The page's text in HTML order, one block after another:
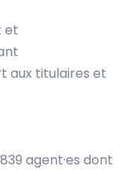
et
aux titulaires et
agent·es dont